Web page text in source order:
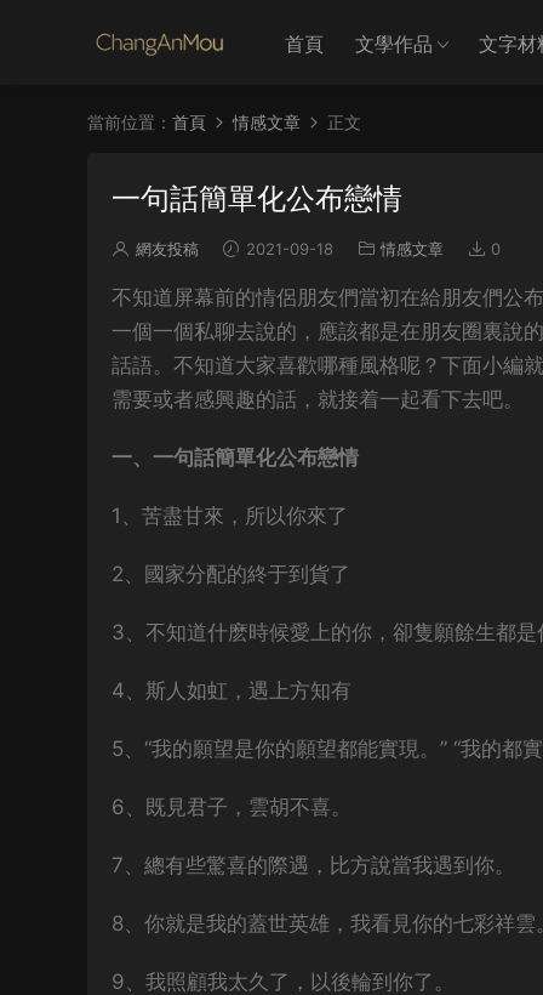
首頁 文學作品 文字材
當前位置： 首頁 情感文章 正文
一句話簡單化公布戀情
網友投稿 2021-09-18 情感文章 0
不知道屏幕前的情侶朋友們當初在給朋友們公
一個一個私聊去說的，應該都是在朋友圈裏說
話語。不知道大家喜歡哪種風格呢？下面小編
需要或者感興趣的話，就接着一起看下去吧。
一、一句話簡單化公布戀情
1、苦盡甘來，所以你來了
2、國家分配的終于到貨了
3、不知道什麽時候愛上的你，卻隻願餘生都是
4、斯人如虹，遇上方知有
5、“我的願望是你的願望都能實現。” “我的都
6、既見君子，雲胡不喜。
7、總有些驚喜的際遇，比方說當我遇到你。
8、你就是我的蓋世英雄，我看見你的七彩祥雲。
9、我照顧我太久了，以後輪到你了。